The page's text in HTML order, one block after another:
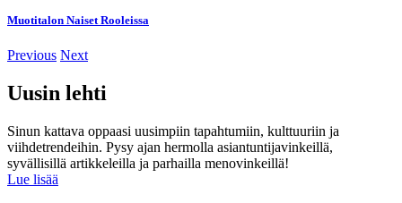
Muotitalon Naiset Rooleissa
Previous Next
Uusin lehti
Sinun kattava oppaasi uusimpiin tapahtumiin, kulttuuriin ja
viihdetrendeihin. Pysy ajan hermolla asiantuntijavinkeillä,
syvällisillä artikkeleilla ja parhailla menovinkeillä!
Lue lisää